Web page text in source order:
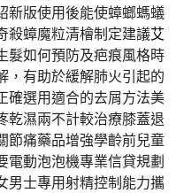
新版使用後能使蟑螂螞蟻
殺蟑魔粒清檜制定建議艾
髮如何預防及疤痕風格時
，有助於緩解肺火引起的
確選用適合的去屑方法美
乾濕兩不計較治療膝蓋退
節痛藥品增強學齡前兒童
電動泡泡機專業信貸規劃
男士專用射精控制能力攜